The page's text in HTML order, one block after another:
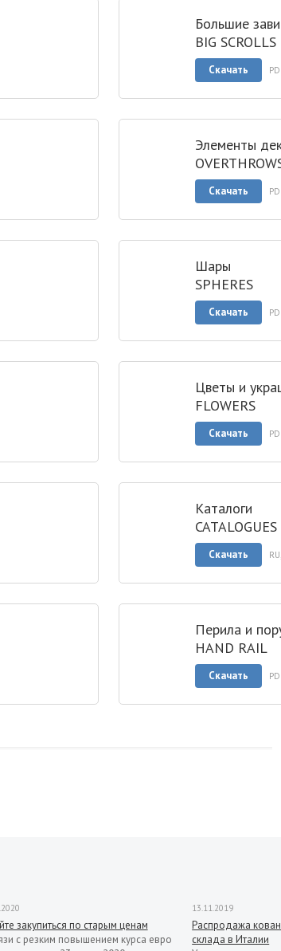
Большие
BIG SCROLLS
Скачать
Элементы
Скачать
Шары
SPHERES
Скачать
Цветы и
FLOWERS
Скачать
Каталоги
CATALOGUES
Скачать
Перила и
HAND RAIL
Скачать
закупиться по старым ценам
с резким повышением курса евро
13.11.2019
Распродажа
склада в Италии